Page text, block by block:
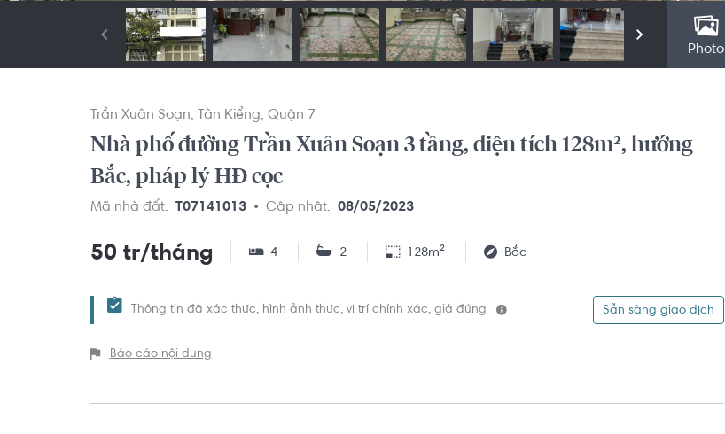
Photo
Trần Xuân Soạn Tân Kiểng Quận 7
Nhà phố đường Trần Xuân Soạn 3 tầng, diện tích 128m², hướng
Bắc, pháp lý HĐ cọc
Mã nhà đất: T07141013 Cập nhật: 08/05/2023
50 tr/tháng 4 2 128m² Bắc
Thông tin đã xác thực, hình ảnh thực, vị trí chính xác, giá đúng Sẵn sàng giao dịch
Báo cáo nội dung